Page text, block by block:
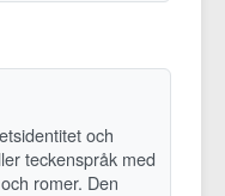
och
teckenspråk med
romer. Den